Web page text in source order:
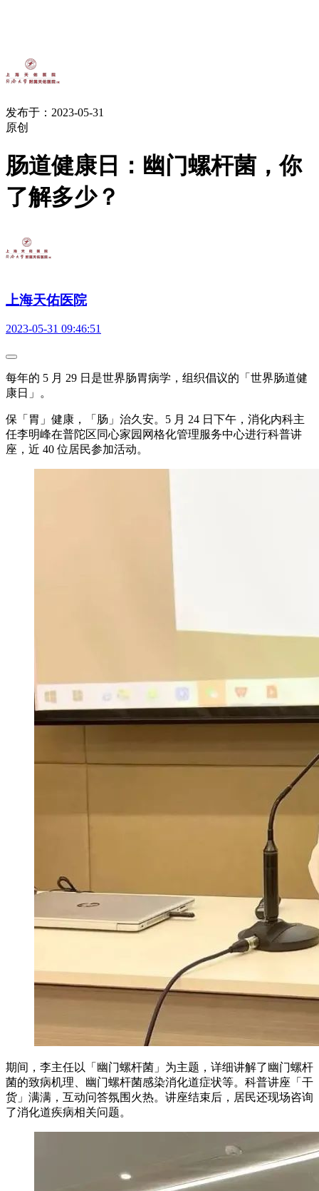
发布于：2023-05-31
原创
肠道健康日：幽门螺杆菌，你
了解多少？
上海天佑医院
2023-05-31 09:46:51
每年的 5 月 29 日是世界肠胃病学，组织倡议的「世界肠道健
康日」。
保「胃」健康，「肠」治久安。5 月 24 日下午，消化内科主
任李明峰在普陀区同心家园网格化管理服务中心进行科普讲
座，近 40 位居民参加活动。
期间，李主任以「幽门螺杆菌」为主题，详细讲解了幽门螺杆
菌的致病机理、幽门螺杆菌感染消化道症状等。科普讲座「干
货」满满，互动问答氛围火热。讲座结束后，居民还现场咨询
了消化道疾病相关问题。